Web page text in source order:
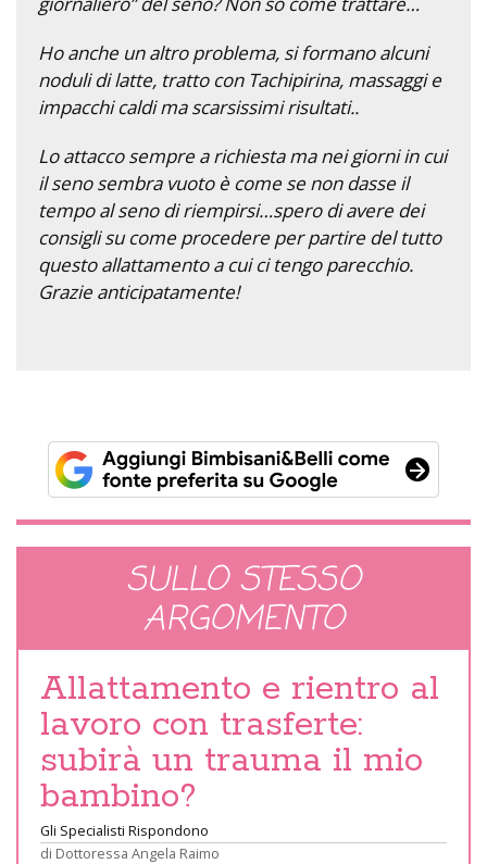
Ho anche un altro problema, si formano alcuni
noduli di latte, tratto con Tachipirina, massaggi e
impacchi caldi ma scarsissimi risultati..
Lo attacco sempre a richiesta ma nei giorni in cui
il seno sembra vuoto è come se non dasse il
tempo al seno di riempirsi…spero di avere dei
consigli su come procedere per partire del tutto
questo allattamento a cui ci tengo parecchio.
Grazie anticipatamente!
SULLO STESSO
ARGOMENTO
Allattamento e rientro al
lavoro con trasferte:
subirà un trauma il mio
bambino?
Gli Specialisti Rispondono
di Dottoressa Angela Raimo